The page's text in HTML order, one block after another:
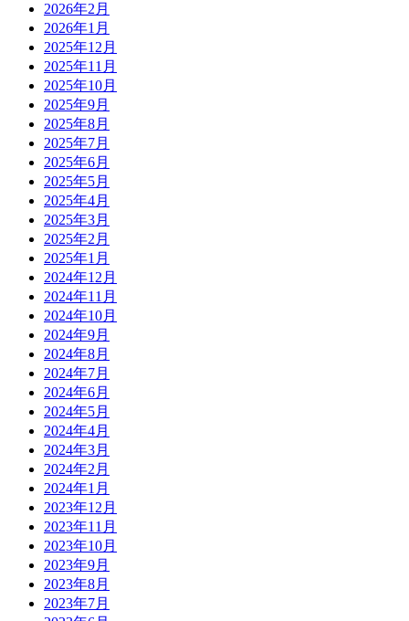
2026年2月
2026年1月
2025年12月
2025年11月
2025年10月
2025年9月
2025年8月
2025年7月
2025年6月
2025年5月
2025年4月
2025年3月
2025年2月
2025年1月
2024年12月
2024年11月
2024年10月
2024年9月
2024年8月
2024年7月
2024年6月
2024年5月
2024年4月
2024年3月
2024年2月
2024年1月
2023年12月
2023年11月
2023年10月
2023年9月
2023年8月
2023年7月